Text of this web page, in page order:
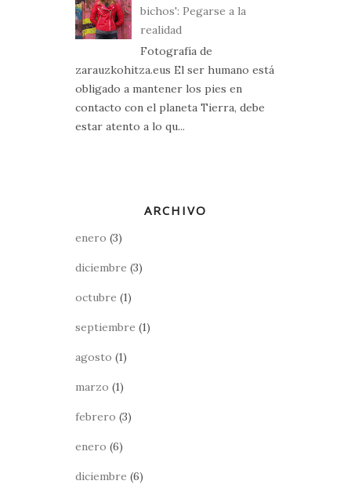
bichos': Pegarse a la
realidad
Fotografía de
zarauzkohitza.eus El ser humano está
obligado a mantener los pies en
contacto con el planeta Tierra, debe
estar atento a lo qu...
ARCHIVO
enero (3)
diciembre (3)
octubre (1)
septiembre (1)
agosto (1)
marzo (1)
febrero (3)
enero (6)
diciembre (6)